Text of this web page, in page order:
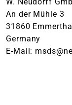
An der Mühle 3
31860
Germany
E-Mail: